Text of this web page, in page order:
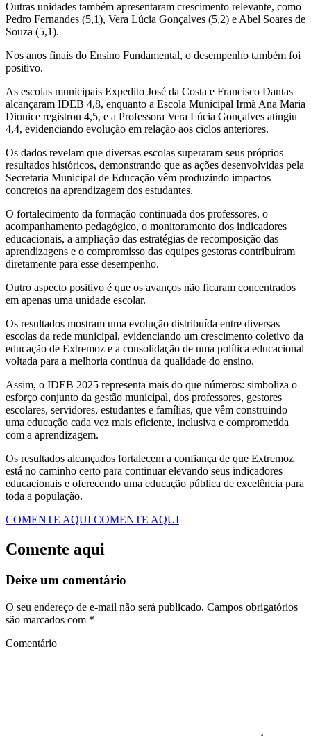
Outras unidades também apresentaram crescimento relevante, como
Pedro Fernandes (5,1), Vera Lúcia Gonçalves (5,2) e Abel Soares de
Souza (5,1).
Nos anos finais do Ensino Fundamental, o desempenho também foi
positivo.
As escolas municipais Expedito José da Costa e Francisco Dantas
alcançaram IDEB 4,8, enquanto a Escola Municipal Irmã Ana Maria
Dionice registrou 4,5, e a Professora Vera Lúcia Gonçalves atingiu
4,4, evidenciando evolução em relação aos ciclos anteriores.
Os dados revelam que diversas escolas superaram seus próprios
resultados históricos, demonstrando que as ações desenvolvidas pela
Secretaria Municipal de Educação vêm produzindo impactos
concretos na aprendizagem dos estudantes.
O fortalecimento da formação continuada dos professores, o
acompanhamento pedagógico, o monitoramento dos indicadores
educacionais, a ampliação das estratégias de recomposição das
aprendizagens e o compromisso das equipes gestoras contribuíram
diretamente para esse desempenho.
Outro aspecto positivo é que os avanços não ficaram concentrados
em apenas uma unidade escolar.
Os resultados mostram uma evolução distribuída entre diversas
escolas da rede municipal, evidenciando um crescimento coletivo da
educação de Extremoz e a consolidação de uma política educacional
voltada para a melhoria contínua da qualidade do ensino.
Assim, o IDEB 2025 representa mais do que números: simboliza o
esforço conjunto da gestão municipal, dos professores, gestores
escolares, servidores, estudantes e famílias, que vêm construindo
uma educação cada vez mais eficiente, inclusiva e comprometida
com a aprendizagem.
Os resultados alcançados fortalecem a confiança de que Extremoz
está no caminho certo para continuar elevando seus indicadores
educacionais e oferecendo uma educação pública de excelência para
toda a população.
COMENTE AQUI COMENTE AQUI
Comente aqui
Deixe um comentário
O seu endereço de e-mail não será publicado. Campos obrigatórios
são marcados com *
Comentário